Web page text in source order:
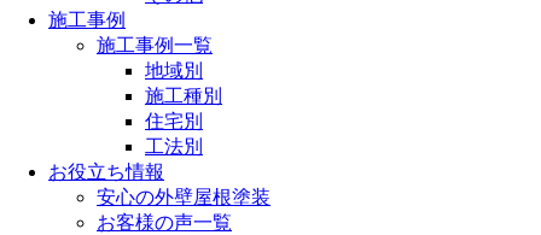
施工事例
施工事例一覧
地域別
施工種別
住宅別
工法別
お役立ち情報
安心の外壁屋根塗装
お客様の声一覧